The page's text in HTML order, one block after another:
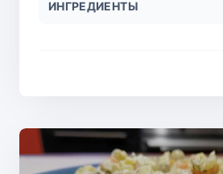
ИНГРЕДИЕНТЫ